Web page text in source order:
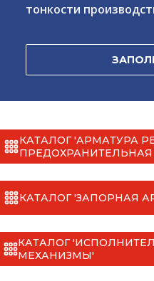
тонкости
КАТАЛОГ 'АРМАТУРА
КАТАЛОГ 'ЗАПОРНАЯ
КАТАЛОГ
МЕХАНИЗМЫ'